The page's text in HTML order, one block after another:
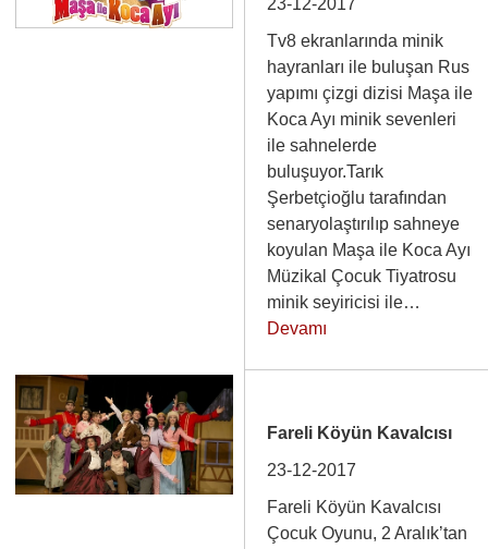
23-12-2017
Tv8 ekranlarında minik
hayranları ile buluşan Rus
yapımı çizgi dizisi Maşa ile
Koca Ayı minik sevenleri
ile sahnelerde
buluşuyor.Tarık
Şerbetçioğlu tarafından
senaryolaştırılıp sahneye
koyulan Maşa ile Koca Ayı
Müzikal Çocuk Tiyatrosu
minik seyiricisi ile…
Devamı
Fareli Köyün Kavalcısı
23-12-2017
Fareli Köyün Kavalcısı
Çocuk Oyunu, 2 Aralık’tan